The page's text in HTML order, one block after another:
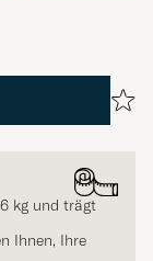
kg und trägt
Ihnen, Ihre